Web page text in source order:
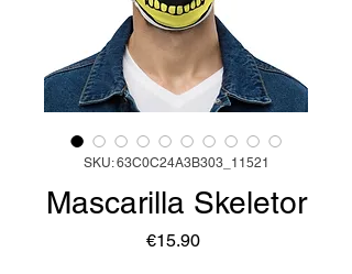
SKU: 63C0C24A3B303_11521
Mascarilla Skeletor
€15.90Price